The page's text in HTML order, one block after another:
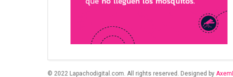
© 2022 Lapachodigital.com. All rights reserved. Designed by